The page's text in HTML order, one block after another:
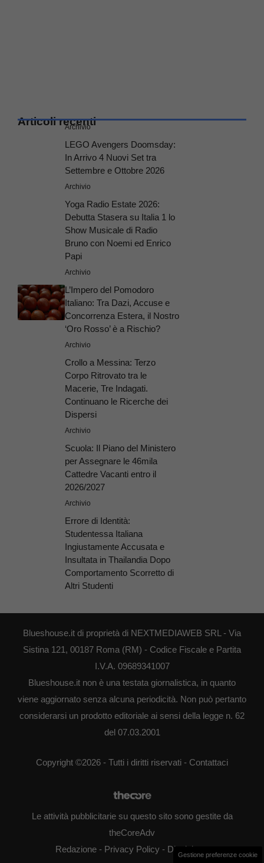
Articoli recenti
Archivio
LEGO Avengers Doomsday:
In Arrivo 4 Nuovi Set tra
Settembre e Ottobre 2026
Archivio
Yoga Radio Estate 2026:
Debutta Stasera su Italia 1 lo
Show Musicale di Radio
Bruno con Noemi ed Enrico
Papi
Archivio
L’Impero del Pomodoro
Italiano: Tra Dazi, Accuse e
Concorrenza Estera, il Nostro
‘Oro Rosso’ è a Rischio?
Archivio
Crollo a Messina: Terzo
Corpo Ritrovato tra le
Macerie, Tre Indagati.
Continuano le Ricerche dei
Dispersi
Archivio
Scuola: Il Piano del Ministero
per Assegnare le 46mila
Cattedre Vacanti entro il
2026/2027
Archivio
Errore di Identità:
Studentessa Italiana
Ingiustamente Accusata e
Insultata in Thailandia Dopo
Comportamento Scorretto di
Altri Studenti
Blueshouse.it di proprietà di NEXTMEDIAWEB SRL - Via
Sistina 121, 00187 Roma (RM) - Codice Fiscale e Partita
I.V.A. 09689341007
Blueshouse.it non è una testata giornalistica, in quanto
viene aggiornato senza alcuna periodicità. Non può pertanto
considerarsi un prodotto editoriale ai sensi della legge n. 62
del 07.03.2001
Copyright ©2026 - Tutti i diritti riservati - Contattaci
Le attività pubblicitarie su questo sito sono gestite da
theCoreAdv
Redazione - Privacy Policy - Disclaimer
Gestione preferenze cookie